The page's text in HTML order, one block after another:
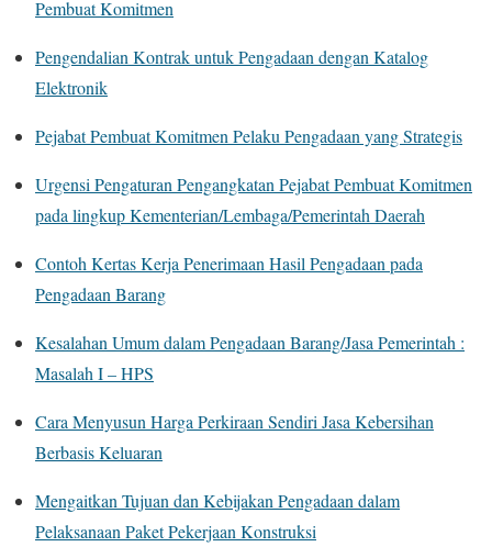
Pembuat Komitmen
Pengendalian Kontrak untuk Pengadaan dengan Katalog
Elektronik
Pejabat Pembuat Komitmen Pelaku Pengadaan yang Strategis
Urgensi Pengaturan Pengangkatan Pejabat Pembuat Komitmen
pada lingkup Kementerian/Lembaga/Pemerintah Daerah
Contoh Kertas Kerja Penerimaan Hasil Pengadaan pada
Pengadaan Barang
Kesalahan Umum dalam Pengadaan Barang/Jasa Pemerintah :
Masalah I – HPS
Cara Menyusun Harga Perkiraan Sendiri Jasa Kebersihan
Berbasis Keluaran
Mengaitkan Tujuan dan Kebijakan Pengadaan dalam
Pelaksanaan Paket Pekerjaan Konstruksi